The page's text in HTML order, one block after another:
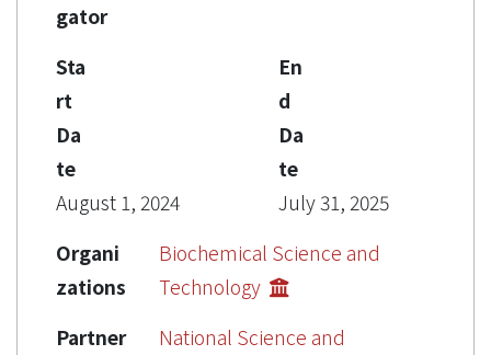
gator
Sta
rt
Da
te
August 1, 2024
En
d
Da
te
July 31, 2025
Organi
zations
Biochemical Science and
Technology
Partner
National Science and